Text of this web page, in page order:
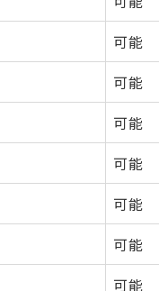
可能
可能
可能
可能
可能
可能
可能